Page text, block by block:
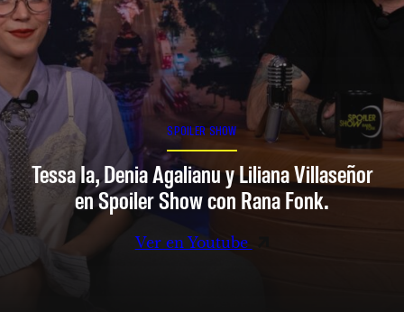
SPOILER SHOW
Tessa Ia, Denia Agalianu y Liliana Villaseñor
en Spoiler Show con Rana Fonk.
Ver en Youtube